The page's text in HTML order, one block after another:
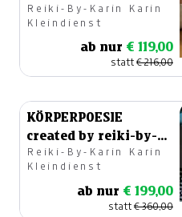
UND
MERIDIANBEHANDLUNG
Reiki-By-Karin Karin
Kleindienst
ab nur € 119,00
statt€ 216,00
KÖRPERPOESIE
created by reiki-by-
karin.com
Reiki-By-Karin Karin
Kleindienst
ab nur € 199,00
statt€ 360,00